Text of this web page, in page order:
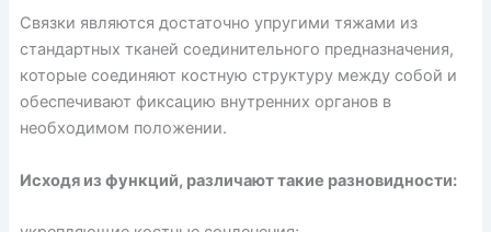
Связки являются достаточно упругими тяжами из
стандартных тканей соединительного предназначения,
которые соединяют костную структуру между собой и
обеспечивают фиксацию внутренних органов в
необходимом положении.
Исходя из функций, различают такие разновидности: